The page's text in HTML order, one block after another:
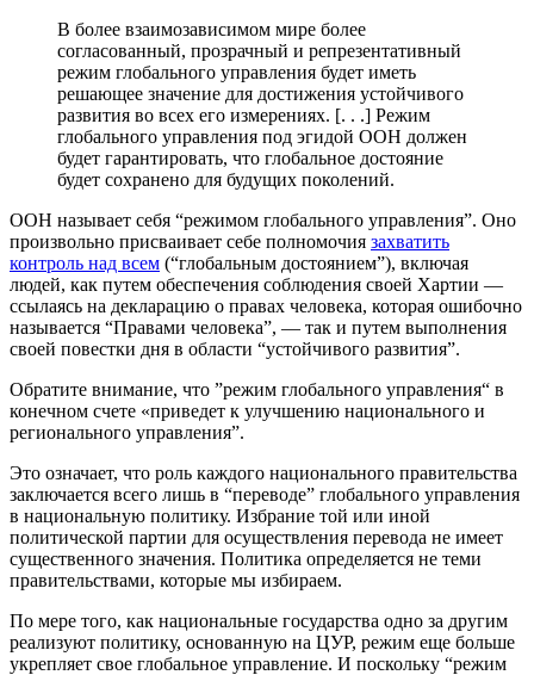
В более взаимозависимом мире более
согласованный, прозрачный и репрезентативный
режим глобального управления будет иметь
решающее значение для достижения устойчивого
развития во всех его измерениях. [. . .] Режим
глобального управления под эгидой ООН должен
будет гарантировать, что глобальное достояние
будет сохранено для будущих поколений.
ООН называет себя “режимом глобального управления”. Оно
произвольно присваивает себе полномочия захватить
контроль над всем (“глобальным достоянием”), включая
людей, как путем обеспечения соблюдения своей Хартии —
ссылаясь на декларацию о правах человека, которая ошибочно
называется “Правами человека”, — так и путем выполнения
своей повестки дня в области “устойчивого развития”.
Обратите внимание, что ”режим глобального управления“ в
конечном счете «приведет к улучшению национального и
регионального управления”.
Это означает, что роль каждого национального правительства
заключается всего лишь в “переводе” глобального управления
в национальную политику. Избрание той или иной
политической партии для осуществления перевода не имеет
существенного значения. Политика определяется не теми
правительствами, которые мы избираем.
По мере того, как национальные государства одно за другим
реализуют политику, основанную на ЦУР, режим еще больше
укрепляет свое глобальное управление. И поскольку “режим